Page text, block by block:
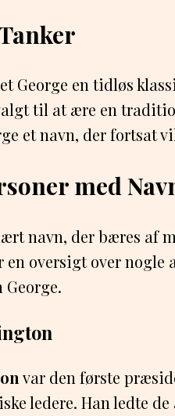
George en tidløs
til at ære en
et navn, der fortsat
med
navn, der bæres af
en oversigt over
var den første
ledere. Han ledte